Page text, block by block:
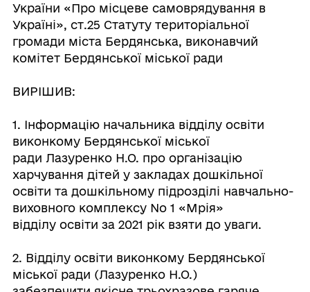
України «Про місцеве самоврядування в
Україні», ст.25 Статуту територіальної
громади міста Бердянська, виконавчий
комітет Бердянської міської ради
ВИРІШИВ:
1. Інформацію начальника відділу освіти
виконкому Бердянської міської
ради Лазуренко Н.О. про організацію
харчування дітей у закладах дошкільної
освіти та дошкільному підрозділі навчально-
виховного комплексу No 1 «Мрія»
відділу освіти за 2021 рік взяти до уваги.
2. Відділу освіти виконкому Бердянської
міської ради (Лазуренко Н.О.)